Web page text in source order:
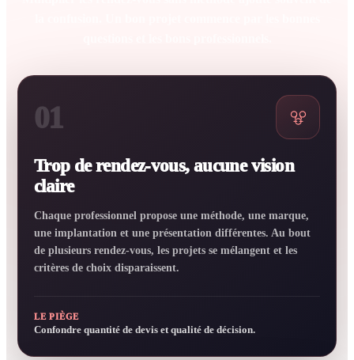
01
Trop de rendez-vous, aucune vision
claire
Chaque professionnel propose une méthode, une marque,
une implantation et une présentation différentes. Au bout
de plusieurs rendez-vous, les projets se mélangent et les
critères de choix disparaissent.
LE PIÈGE
Confondre quantité de devis et qualité de décision.